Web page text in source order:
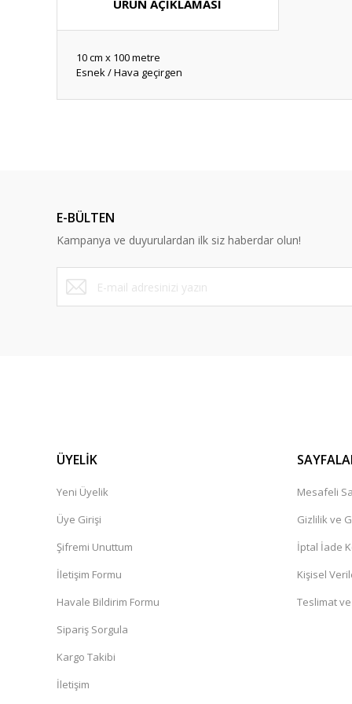
ÜRÜN AÇIKLAMASI
10 cm x 100 metre
Esnek / Hava geçirgen
E-BÜLTEN
Kampanya ve duyurulardan ilk siz haberdar olun!
ÜYELİK
Yeni Üyelik
Üye Girişi
Şifremi Unuttum
İletişim Formu
Havale Bildirim Formu
Sipariş Sorgula
Kargo Takibi
İletişim
Mesafeli
Gizlilik ve
İptal İade
Kişisel
Teslimat